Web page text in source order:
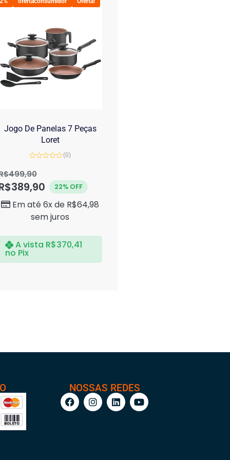
Jogo De Panelas 7 Peças
Loret
0
de
(0)
499,90
389,90 22% OFF
Em até 6x de R$64,98
sem juros
A vista R$370,41
no Pix
NOSSAS REDES